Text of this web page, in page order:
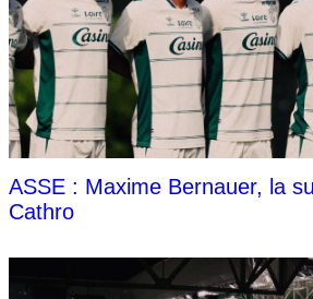
ASSE : Maxime Bernauer, la
Cathro